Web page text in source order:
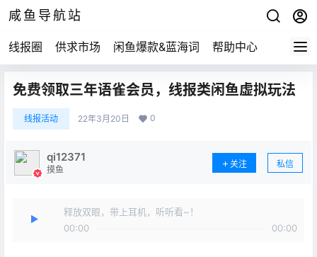
咸鱼导航站
线报圈 供求市场 闲鱼爆款&蓝海词 帮助中心
免费领取三年语雀会员，线报类闲鱼虚拟玩法
线报活动 22年3月20日 0
qi12371
摸鱼
关注 私信
释放双眼，带上耳机，听听看~！
00:00
00:00